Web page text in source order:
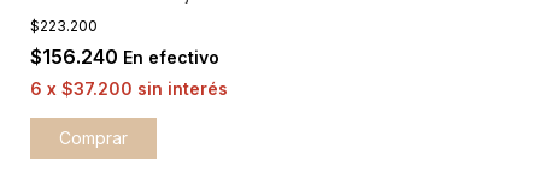
$223.200
$156.240 En efectivo
6 x $37.200 sin interés
Comprar